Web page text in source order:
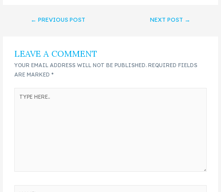
← PREVIOUS POST NEXT POST →
LEAVE A COMMENT
YOUR EMAIL ADDRESS WILL NOT BE PUBLISHED. REQUIRED FIELDS
ARE MARKED*